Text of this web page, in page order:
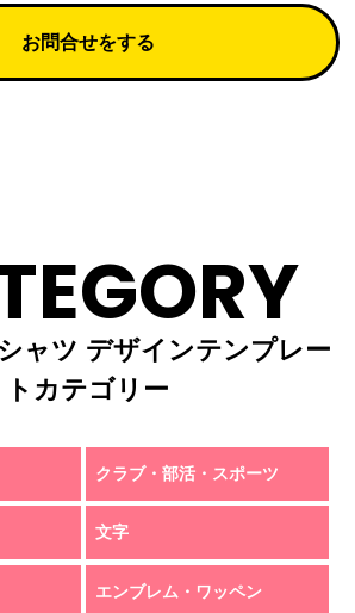
お問合せをする
ャツ デザインテンプレー
トカテゴリー
クラブ・部活・スポーツ
文字
エンブレム・ワッペン